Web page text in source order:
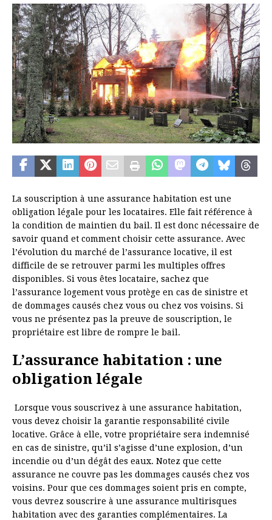
La souscription à une assurance habitation est une
obligation légale pour les locataires. Elle fait référence à
la condition de maintien du bail. Il est donc nécessaire de
savoir quand et comment choisir cette assurance. Avec
l’évolution du marché de l’assurance locative, il est
difficile de se retrouver parmi les multiples offres
disponibles. Si vous êtes locataire, sachez que
l’assurance logement vous protège en cas de sinistre et
de dommages causés chez vous ou chez vos voisins. Si
vous ne présentez pas la preuve de souscription, le
propriétaire est libre de rompre le bail.
L’assurance habitation : une
obligation légale
Lorsque vous souscrivez à une assurance habitation,
vous devez choisir la garantie responsabilité civile
locative. Grâce à elle, votre propriétaire sera indemnisé
en cas de sinistre, qu’il s’agisse d’une explosion, d’un
incendie ou d’un dégât des eaux. Notez que cette
assurance ne couvre pas les dommages causés chez vos
voisins. Pour que ces dommages soient pris en compte,
vous devrez souscrire à une assurance multirisques
habitation avec des garanties complémentaires. La